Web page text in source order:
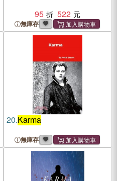
95
522
無庫存
20.Karma
無庫存